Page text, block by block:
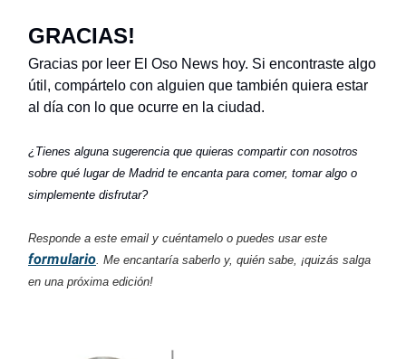
GRACIAS!
Gracias por leer El Oso News hoy. Si encontraste algo
útil, compártelo con alguien que también quiera estar
al día con lo que ocurre en la ciudad.
¿Tienes alguna sugerencia que quieras compartir con nosotros
sobre qué lugar de Madrid te encanta para comer, tomar algo o
simplemente disfrutar?
Responde a este email y cuéntamelo o puedes usar este
formulario . Me encantaría saberlo y, quién sabe, ¡quizás salga
en una próxima edición!